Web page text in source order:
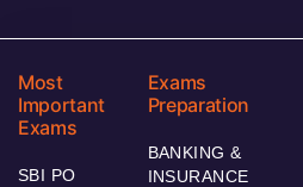
Most
Important
Exams
SBI PO
Exams
Preparation
BANKING &
INSURANCE